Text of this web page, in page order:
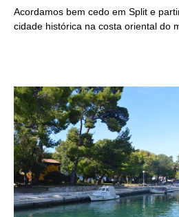
Acordamos bem cedo em Split e
cidade histórica na costa oriental do